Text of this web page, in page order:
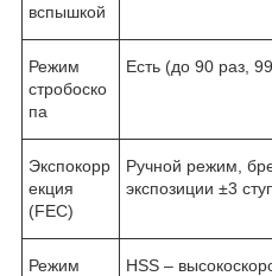
вспышкой
Режим
стробоско
па
Есть (до 90 раз,
Экспокорр
екция
(FEC)
Ручной режим,
экспозиции ±3
Режим
HSS –